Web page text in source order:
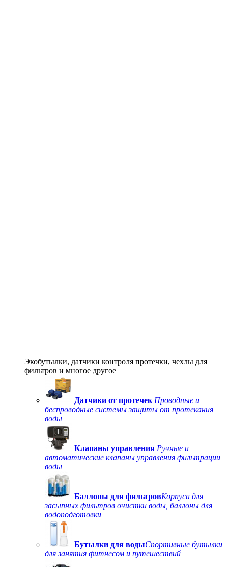
Экобутылки, датчики контроля протечки, чехлы для
фильтров и многое другое
Датчики от протечек Проводные и
беспроводные системы защиты от протекания
воды
Клапаны управления Ручные и
автоматические клапаны управления фильтрации
воды
Баллоны для фильтровКорпуса для
засыпных фильтров очистки воды, баллоны для
водоподготовки
Бутылки для водыСпортивные бутылки
для занятия фитнесом и путешествий